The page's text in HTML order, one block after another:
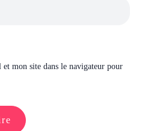
mon site dans le navigateur pour